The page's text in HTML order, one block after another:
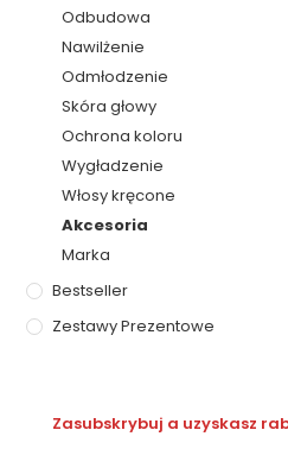
Odbudowa
Nawilżenie
Odmłodzenie
Skóra głowy
Ochrona koloru
Wygładzenie
Włosy kręcone
Akcesoria
Marka
Bestseller
Zestawy Prezentowe
Zasubskrybuj a uzyskasz